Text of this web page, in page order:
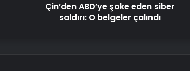
Artı Kazan, Endüstriyel Buhar Kazanı
Çözümleriyle Üretim Tesislerine
Çin’den ABD’ye şoke eden siber
saldırı: O belgeler çalındı